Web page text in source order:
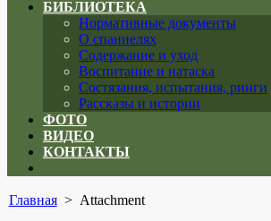
БИБЛИОТЕКА
Нормативные документы
О спаниелях
Содержание и уход
Воспитание и натаска
Состязания, испытания, ринги
Рассказы и истории
ФОТО
ВИДЕО
КОНТАКТЫ
menu
Главная> Attachment